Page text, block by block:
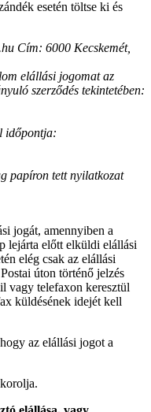
esetén töltse ki és
Cím: 6000 Kecskemét,
elállási jogomat az
szerződés tekintetében:
időpontja:
papíron tett nyilatkozat
jogát, amennyiben a
lejárta előtt elküldi elállási
elég csak az elállási
úton történő jelzés
vagy telefaxon keresztül
küldésének idejét kell
az elállási jogot a